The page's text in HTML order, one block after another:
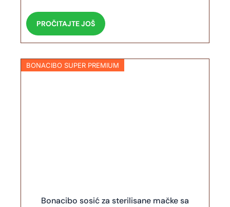
PROČITAJTE JOŠ
BONACIBO SUPER PREMIUM
Bonacibo sosić za sterilisane mačke sa